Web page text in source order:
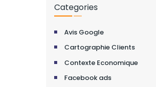
Categories
Avis Google
Cartographie Clients
Contexte Economique
Facebook ads